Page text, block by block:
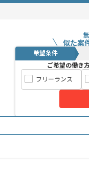
似た案
希望条件
ご希望の働き
フリーランス